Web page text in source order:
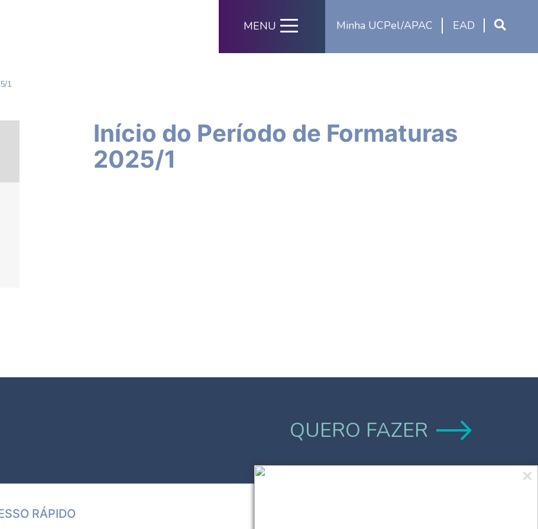
Minha UCPel/APAC EAD
MENU
1
Início do Período de Formaturas
2025/1
QUERO FAZER
RÁPIDO